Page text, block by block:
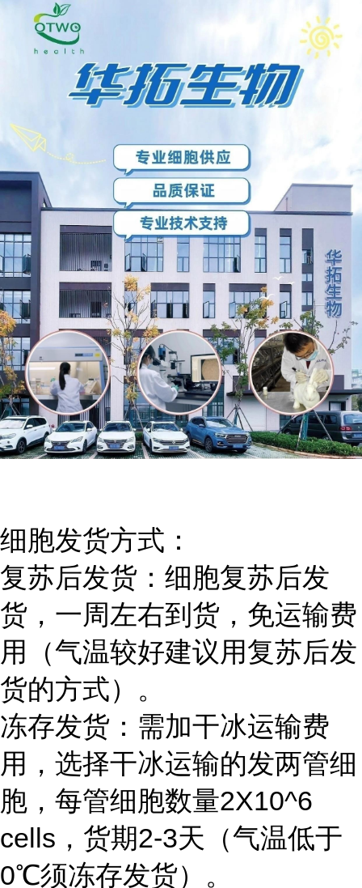
细胞发货方式：
复苏后发货：细胞复苏后发
货，一周左右到货，免运输费
用（气温较好建议用复苏后发
货的方式）。
冻存发货：需加干冰运输费
用，选择干冰运输的发两管细
胞，每管细胞数量2X10^6
cells，货期2-3天（气温低于
0℃须冻存发货）。